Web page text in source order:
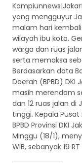
yang mengguyur
malam hari
wilayah ibu kota.
warga dan ruas
serta memaksa
Berdasarkan data
Daerah (BPBD)
masih merendam
dan 12 ruas jalan
tinggi. Kepala
BPBD Provinsi DKI
Minggu (18/1),
WIB, sebanyak 19